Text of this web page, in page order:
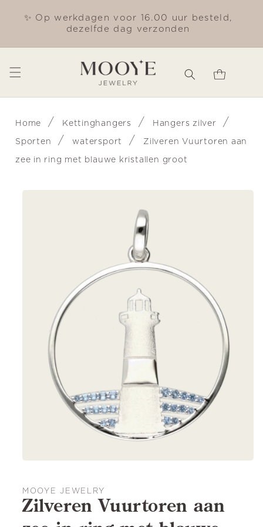
naar de
✨ Op werkdagen voor 16.00 uur besteld,
dezelfde dag verzonden
Winkelwagen
Home / Kettinghangers / Hangers zilver /
Sporten /watersport / Zilveren Vuurtoren aan
zee in ring met blauwe kristallen groot
MOOYE JEWELRY
Zilveren Vuurtoren aan